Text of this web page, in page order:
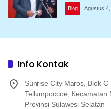
Blog Agustus 4,
Info Kontak
Sunrise City Maros, Blok
Tellumpoccoe, Kecamatan
Provinsi Sulawesi Selatan